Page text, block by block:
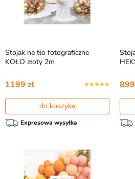
Stojak na tło fotograficzne
KOŁO złoty 2m
1199 zł
do koszyka
Expresowa wysyłka